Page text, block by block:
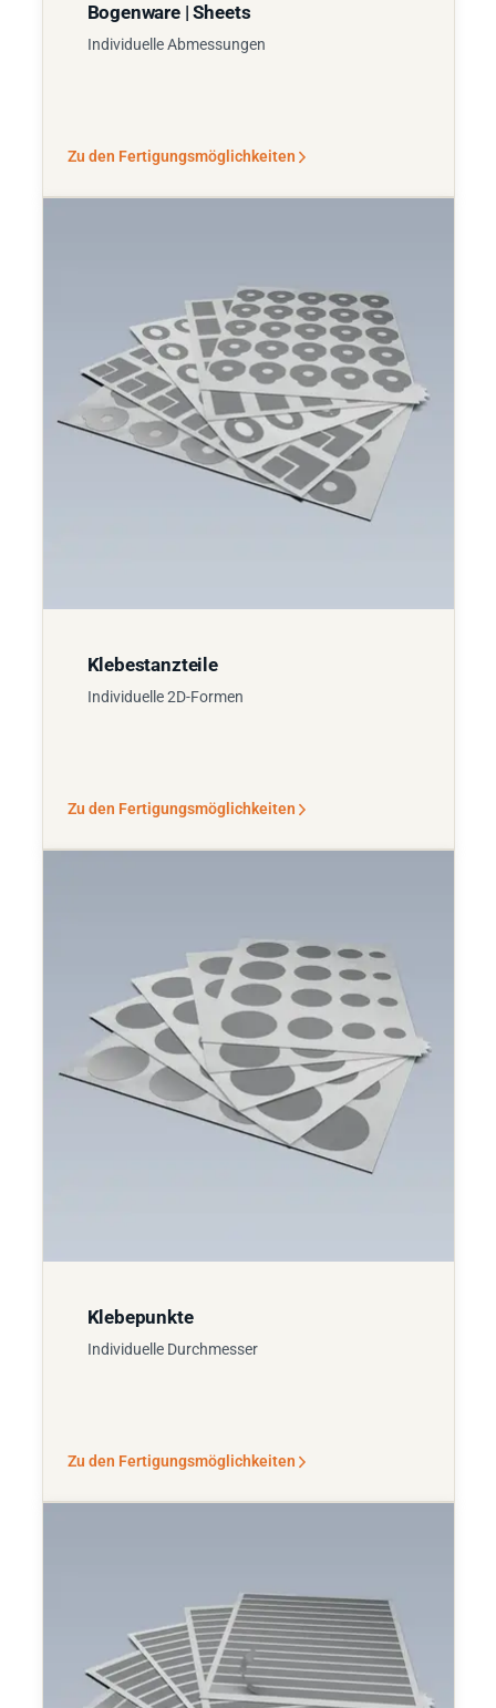
Bogenware | Sheets
Individuelle Abmessungen
Zu den Fertigungsmöglichkeiten
Klebestanzteile
Individuelle 2D-Formen
Zu den Fertigungsmöglichkeiten
Klebepunkte
Individuelle Durchmesser
Zu den Fertigungsmöglichkeiten